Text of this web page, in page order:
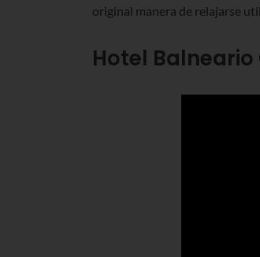
original manera de relajarse
Hotel